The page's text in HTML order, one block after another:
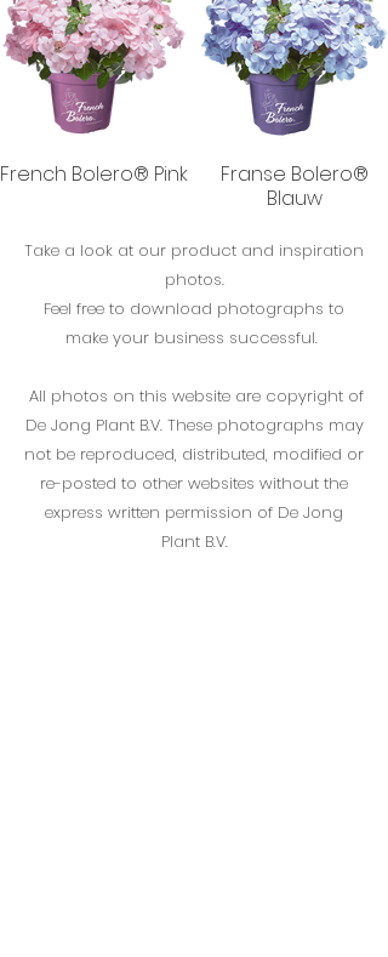
French Bolero® Pink
Franse Bolero®
Blauw
Take a look at our product and inspiration
photos.
Feel free to download photographs to
make your business successful.
All photos on this website are copyright of
De Jong Plant B.V. These photographs may
not be reproduced, distributed, modified or
re-posted to other websites without the
express written permission of De Jong
Plant B.V.